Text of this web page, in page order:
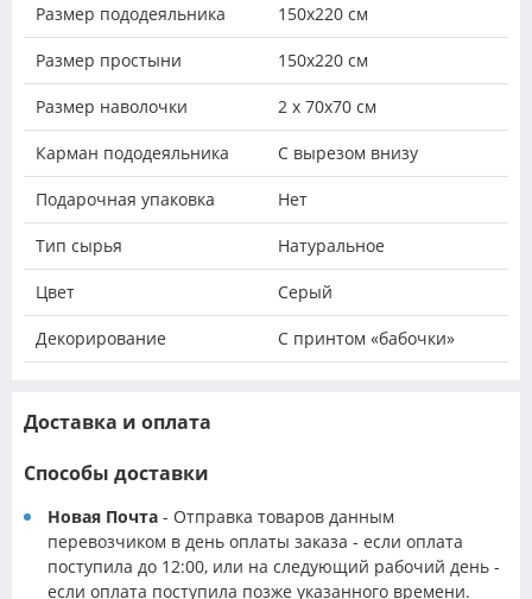
Размер пододеяльника 150х220 см
Размер простыни 150х220 см
Размер наволочки 2 х 70х70 см
Карман пододеяльника С вырезом внизу
Подарочная упаковка Нет
Тип сырья Натуральное
Цвет Серый
Декорирование С принтом «бабочки»
Доставка и оплата
Способы доставки
Новая Почта - Отправка товаров данным
перевозчиком в день оплаты заказа - если оплата
поступила до 12:00, или на следующий рабочий день -
если оплата поступила позже указанного времени.